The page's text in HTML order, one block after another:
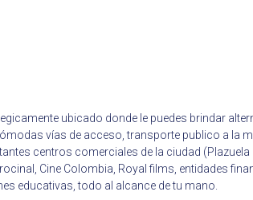
ubicado donde le puedes brindar
vías de acceso, transporte publico a la
centros comerciales de la ciudad
Cine Colombia, Royal films, entidades
educativas, todo al alcance de tu mano.